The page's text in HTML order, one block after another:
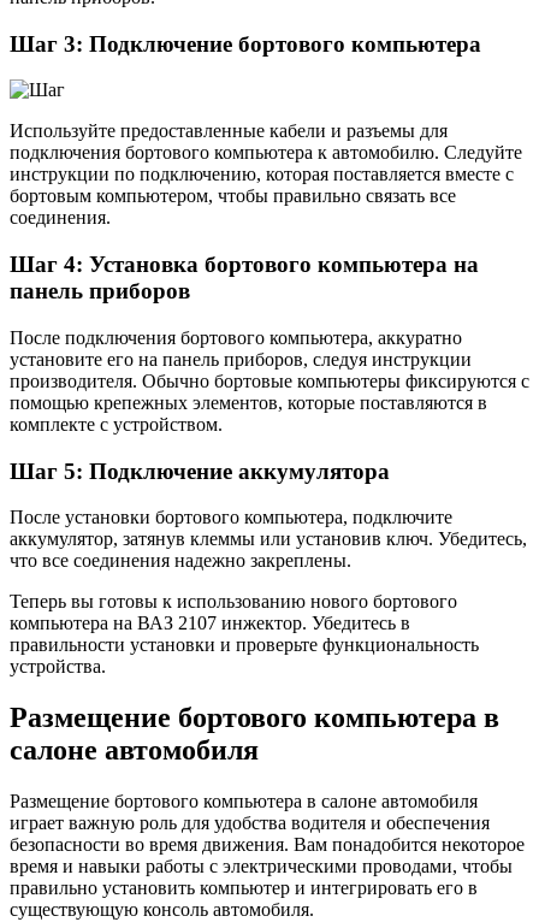
Шаг 3: Подключение бортового компьютера
Используйте предоставленные кабели и разъемы для
подключения бортового компьютера к автомобилю. Следуйте
инструкции по подключению, которая поставляется вместе с
бортовым компьютером, чтобы правильно связать все
соединения.
Шаг 4: Установка бортового компьютера на
панель приборов
После подключения бортового компьютера, аккуратно
установите его на панель приборов, следуя инструкции
производителя. Обычно бортовые компьютеры фиксируются с
помощью крепежных элементов, которые поставляются в
комплекте с устройством.
Шаг 5: Подключение аккумулятора
После установки бортового компьютера, подключите
аккумулятор, затянув клеммы или установив ключ. Убедитесь,
что все соединения надежно закреплены.
Теперь вы готовы к использованию нового бортового
компьютера на ВАЗ 2107 инжектор. Убедитесь в
правильности установки и проверьте функциональность
устройства.
Размещение бортового компьютера в
салоне автомобиля
Размещение бортового компьютера в салоне автомобиля
играет важную роль для удобства водителя и обеспечения
безопасности во время движения. Вам понадобится некоторое
время и навыки работы с электрическими проводами, чтобы
правильно установить компьютер и интегрировать его в
существующую консоль автомобиля.